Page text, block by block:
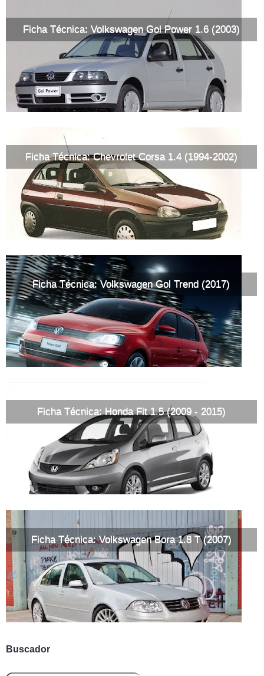
Ficha Técnica: Volkswagen Gol Power 1.6 (2003)
Ficha Técnica: Chevrolet Corsa 1.4 (1994-2002)
Ficha Técnica: Volkswagen Gol Trend (2017)
Ficha Técnica: Honda Fit 1.5 (2009 - 2015)
Ficha Técnica: Volkswagen Bora 1.8 T (2007)
Buscador